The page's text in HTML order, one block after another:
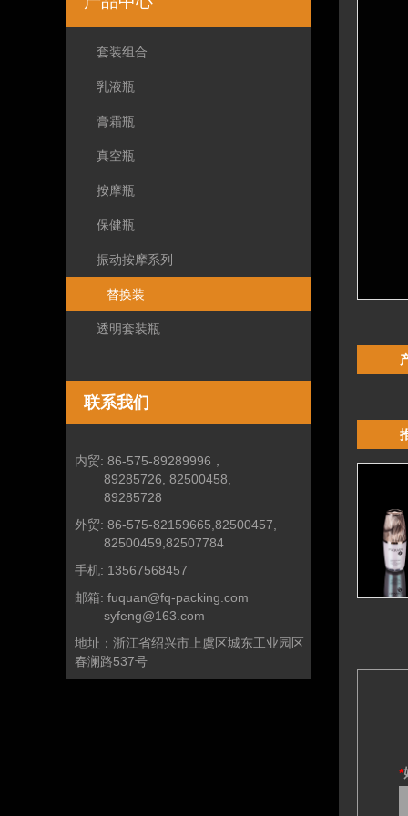
套装组合
乳液瓶
膏霜瓶
真空瓶
按摩瓶
保健瓶
振动按摩系列
替换装
透明套装瓶
联系我们
内贸: 86-575-89289996，
89285726, 82500458,
89285728
外贸: 86-575-82159665,82500457,
82500459,82507784
手机: 13567568457
邮箱: fuquan@fq-packing.com
syfeng@163.com
地址： 浙江省绍兴市上虞区城东工业园区
春澜路537号
*